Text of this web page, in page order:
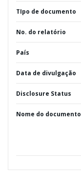
TIpo de documento
No. do relatório
País
Data de divulgação
Disclosure Status
Nome do documento